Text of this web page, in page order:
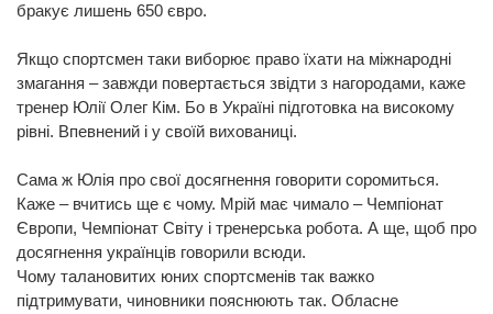
бракує лишень 650 євро.
Якщо спортсмен таки виборює право їхати на міжнародні
змагання – завжди повертається звідти з нагородами, каже
тренер Юлії Олег Кім. Бо в Україні підготовка на високому
рівні. Впевнений і у своїй вихованиці.
Сама ж Юлія про свої досягнення говорити соромиться.
Каже – вчитись ще є чому. Мрій має чимало – Чемпіонат
Європи, Чемпіонат Світу і тренерська робота. А ще, щоб про
досягнення українців говорили всюди.
Чому талановитих юних спортсменів так важко
підтримувати, чиновники пояснюють так. Обласне